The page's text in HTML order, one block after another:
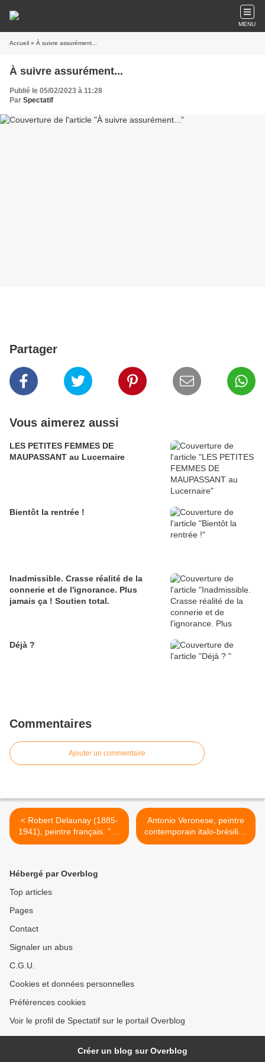
MENU
Accueil » À suivre assurément...
À suivre assurément...
Publié le 05/02/2023 à 11:28
Par Spectatif
Partager
Vous aimerez aussi
LES PETITES FEMMES DE
MAUPASSANT au Lucernaire
Bientôt la rentrée !
Inadmissible. Crasse réalité de la
connerie et de l'ignorance. Plus
jamais ça ! Soutien total.
Déjà ?
Commentaires
Ajouter un commentaire
< Robert Delaunay (1885-
1941), peintre français. "Le
Baiser", huile sur toile, 1922
Antonio Veronese, peintre
contemporain italo-brésilien
installé en France. « Visage
Hébergé par Overblog
Top articles
Pages
Contact
Signaler un abus
C.G.U.
Cookies et données personnelles
Préférences cookies
Voir le profil de Spectatif sur le portail Overblog
Créer un blog sur Overblog